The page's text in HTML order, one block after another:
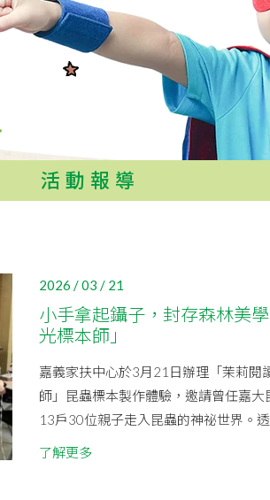
活動報導
2026 / 03 / 21
小手拿起鑷子，封存森林美
光標本師」
嘉義家扶中心於3月21日辦理「茉莉閱
師」昆蟲標本製作體驗，邀請曾任嘉
13戶30位親子走入昆蟲的神祕世界。
了解更多